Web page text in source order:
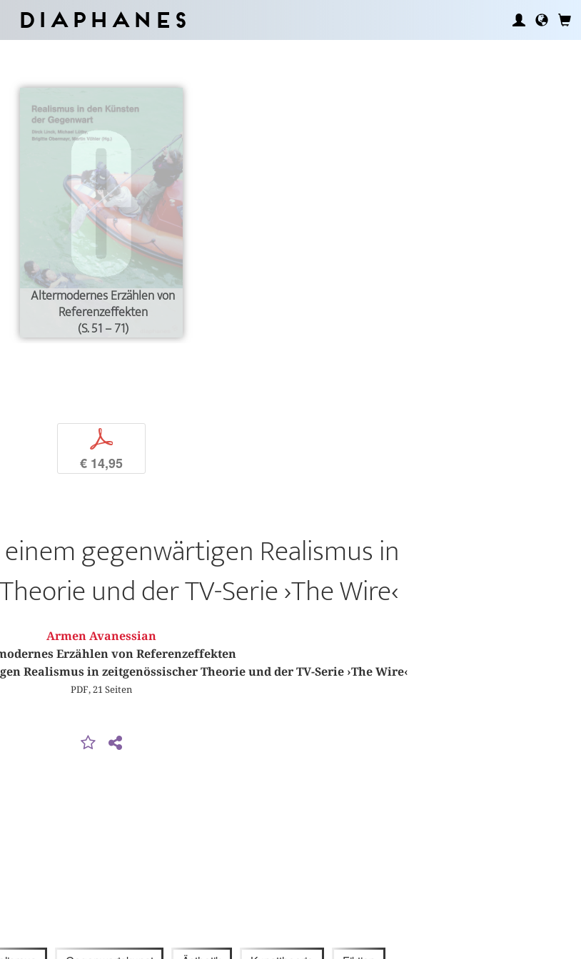
Diaphanes
Altermodernes Erzählen von
Referenzeffekten
(S. 51 – 71)
p
€ 14,95
gegenwärtigen Realismus in
und der TV-Serie ›The Wire‹
Armen Avanessian
Erzählen von Referenzeffekten
Realismus in zeitgenössischer Theorie und der TV-Serie ›The Wire‹
PDF, 21 Seiten